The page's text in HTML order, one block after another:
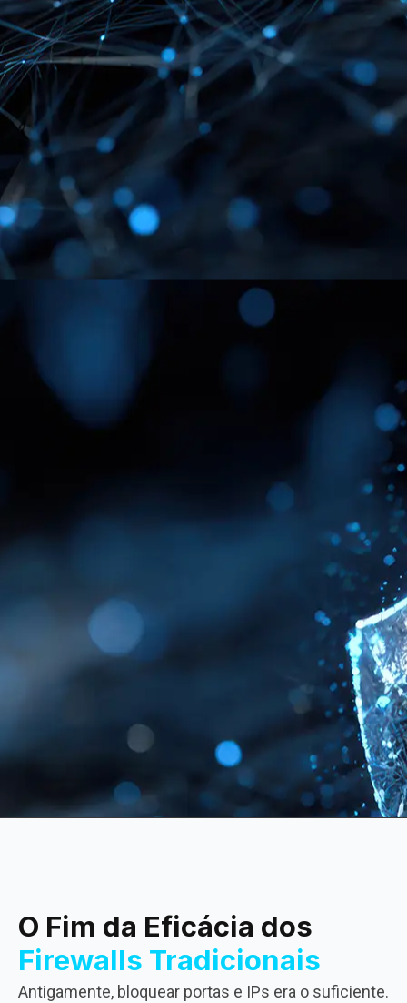
O Fim da Eficácia dos
Firewalls Tradicionais
Antigamente, bloquear portas e IPs era o suficiente.